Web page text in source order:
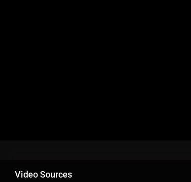
Video Sources